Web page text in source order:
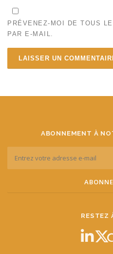
PRÉVENEZ-MOI DE TOUS
PAR E-MAIL.
ABONNEMENT À
RESTEZ